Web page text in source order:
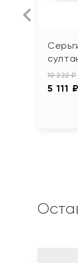
10 222 ₽
5 111 ₽